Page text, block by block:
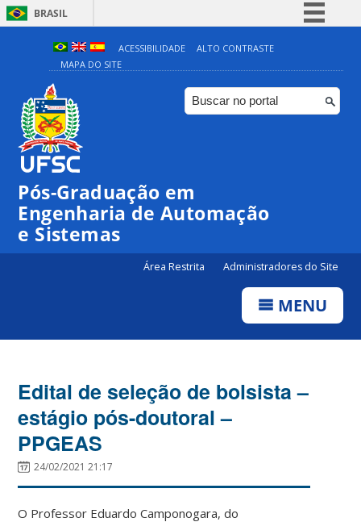
BRASIL
Simplifique!
Comunica BR
Participe
ACESSIBILIDADE
ALTO CONTRASTE
MAPA DO SITE
Pós-Graduação em
Engenharia de Automação
e Sistemas
Área Restrita Administradores do Site
MENU
Edital de seleção de bolsista –
estágio pós-doutoral –
PPGEAS
24/02/2021 21:17
O Professor Eduardo Camponogara, do